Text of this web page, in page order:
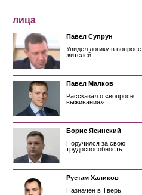
лица
Павел Супрун
Увидел логику в вопросе
жителей
Павел Малков
Рассказал о «вопросе
выживания»
Борис Ясинский
Поручился за свою
трудоспособность
Рустам Халиков
Назначен в Тверь